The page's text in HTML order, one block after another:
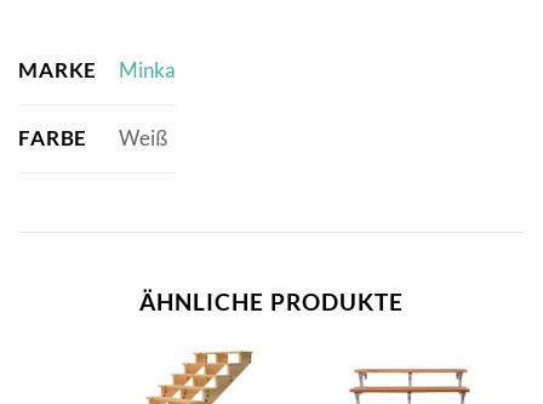
MARKE Minka
FARBE Weiß
ÄHNLICHE PRODUKTE